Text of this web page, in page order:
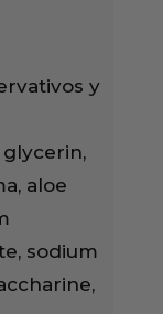
y
aloe
sodium